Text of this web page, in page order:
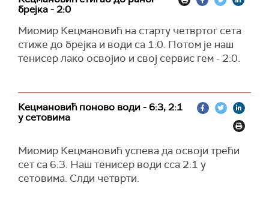
брејка - 2:0
Миомир Кецмановић на старту четвртог сета
стиже до брејка и води са 1:0. Потом је наш
тенисер лако освојио и свој сервис гем - 2:0.
Кецмановић поново води - 6:3, 2:1
у сетовима
Миомир Кецмановић успева да освоји трећи
сет са 6:3. Наш тенисер води сса 2:1 у
сетовима. Слди четврти.